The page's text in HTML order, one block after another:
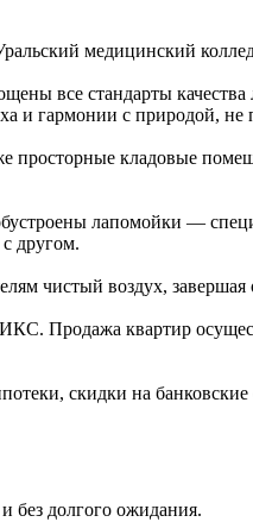
медицинский
все стандарты
и гармонии с природой, не
кладовые
лапомойки —
другом.
чистый воздух,
Продажа квартир
скидки на
без долгого ожидания.